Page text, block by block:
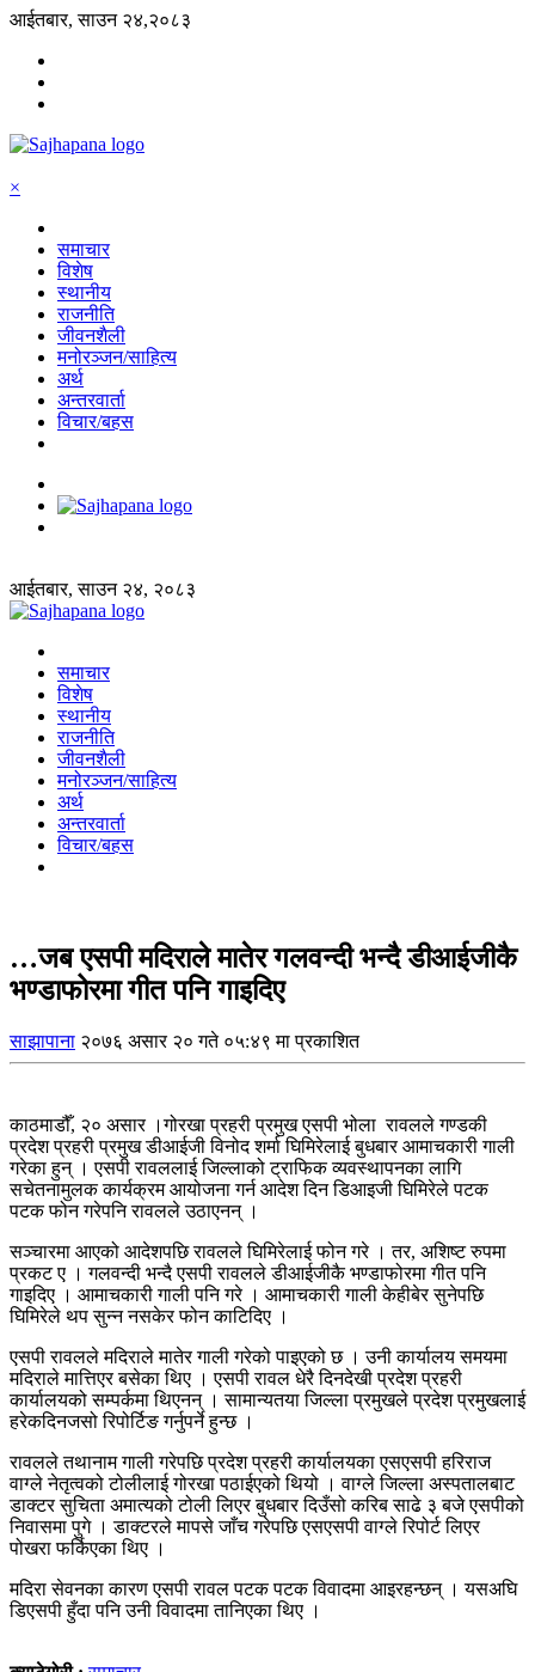
आईतबार, साउन २४,२०८३
×
समाचार
विशेष
स्थानीय
राजनीति
जीवनशैली
मनोरञ्जन/साहित्य
अर्थ
अन्तरवार्ता
विचार/बहस
आईतबार, साउन २४, २०८३
समाचार
विशेष
स्थानीय
राजनीति
जीवनशैली
मनोरञ्जन/साहित्य
अर्थ
अन्तरवार्ता
विचार/बहस
…जब एसपी मदिराले मातेर गलवन्दी भन्दै डीआईजीकै
भण्डाफोरमा गीत पनि गाइदिए
साझापाना २०७६ असार २० गते ०५:४९ मा प्रकाशित
काठमाडौँ, २० असार ।गोरखा प्रहरी प्रमुख एसपी भोला रावलले गण्डकी
प्रदेश प्रहरी प्रमुख डीआईजी विनोद शर्मा घिमिरेलाई बुधबार आमाचकारी गाली
गरेका हुन् । एसपी रावललाई जिल्लाको ट्राफिक व्यवस्थापनका लागि
सचेतनामुलक कार्यक्रम आयोजना गर्न आदेश दिन डिआइजी घिमिरेले पटक
पटक फोन गरेपनि रावलले उठाएनन् ।
सञ्चारमा आएको आदेशपछि रावलले घिमिरेलाई फोन गरे । तर, अशिष्ट रुपमा
प्रकट ए । गलवन्दी भन्दै एसपी रावलले डीआईजीकै भण्डाफोरमा गीत पनि
गाइदिए । आमाचकारी गाली पनि गरे । आमाचकारी गाली केहीबेर सुनेपछि
घिमिरेले थप सुन्न नसकेर फोन काटिदिए ।
एसपी रावलले मदिराले मातेर गाली गरेको पाइएको छ । उनी कार्यालय समयमा
मदिराले मात्तिएर बसेका थिए । एसपी रावल धेरै दिनदेखी प्रदेश प्रहरी
कार्यालयको सम्पर्कमा थिएनन् । सामान्यतया जिल्ला प्रमुखले प्रदेश प्रमुखलाई
हरेकदिनजसो रिपोर्टिङ गर्नुपर्ने हुन्छ ।
रावलले तथानाम गाली गरेपछि प्रदेश प्रहरी कार्यालयका एसएसपी हरिराज
वाग्ले नेतृत्वको टोलीलाई गोरखा पठाईएको थियो । वाग्ले जिल्ला अस्पतालबाट
डाक्टर सुचिता अमात्यको टोली लिएर बुधबार दिउँसो करिब साढे ३ बजे एसपीको
निवासमा पुगे । डाक्टरले मापसे जाँच गरेपछि एसएसपी वाग्ले रिपोर्ट लिएर
पोखरा फर्किएका थिए ।
मदिरा सेवनका कारण एसपी रावल पटक पटक विवादमा आइरहन्छन् । यसअघि
डिएसपी हुँदा पनि उनी विवादमा तानिएका थिए ।